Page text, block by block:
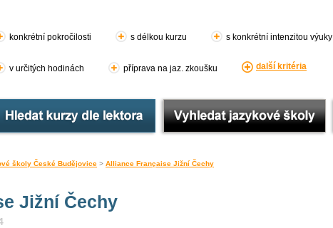
konkrétní pokročilosti s délkou kurzu s konkrétní intenzitou výuky
v určitých hodinách příprava na jaz. zkoušku další kritéria
školy České Budějovice > Alliance Française Jižní Čechy
Jižní Čechy